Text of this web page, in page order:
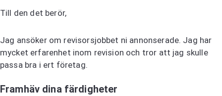
Till den det berör,
Jag ansöker om revisorsjobbet ni annonserade. Jag har
mycket erfarenhet inom revision och tror att jag skulle
passa bra i ert företag.
Framhäv dina färdigheter